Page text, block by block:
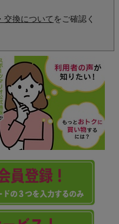
交換について をご確認く